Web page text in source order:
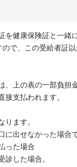
健康保険証と一緒
で、この受給者証
上の表の一部負担
接支払われます。
ます。
出せなかった場合
った場合
した場合。